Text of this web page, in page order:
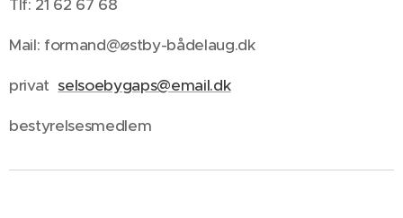
Tlf: 21 62 67 68
Mail: formand@østby-bådelaug.dk
privatselsoebygaps@email.dk
bestyrelsesmedlem